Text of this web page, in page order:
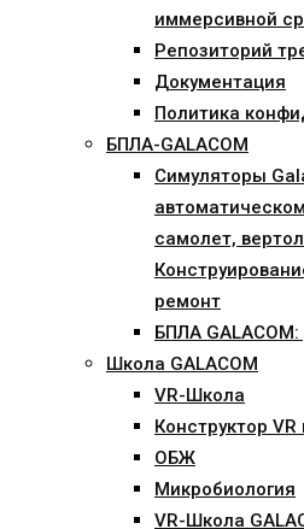
иммерсивной
Репозиторий
Документация
Политика
БПЛА-GALACOM
Симуляторы
самолет,
ремонт
БПЛА
Школа GALACOM
VR-Школа
Конструктор VR
ОБЖ
Микробиология
VR-Школа